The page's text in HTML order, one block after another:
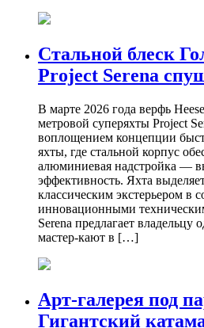
Стальной блеск
Project Serena
В марте 2026 года верфь
метровой суперяхты Project
воплощением концепции
яхты, где стальной корпус
алюминиевая надстройка —
эффективность. Яхта
классическим экстерьером в
инновационными
Serena предлагает
мастер-кают в […]
Арт-галерея под
Гигантский